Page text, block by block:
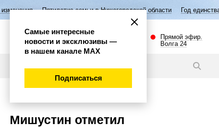
Пятилетие семьи в Нижегородской области Год единства народов
Прямой эфир.
Волга 24
Мишустин отметил
Самые интересные
новости и эксклюзивы —
в нашем канале МАХ
Подписаться